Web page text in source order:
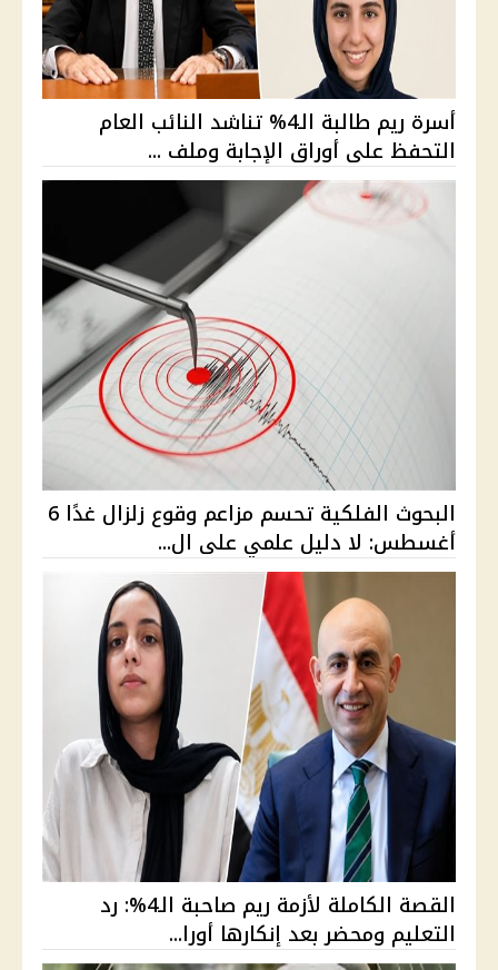
أسرة ريم طالبة الـ4% تناشد النائب العام
التحفظ على أوراق الإجابة وملف ...
البحوث الفلكية تحسم مزاعم وقوع زلزال غدًا 6
أغسطس: لا دليل علمي على ال...
القصة الكاملة لأزمة ريم صاحبة الـ4%: رد
التعليم ومحضر بعد إنكارها أورا...